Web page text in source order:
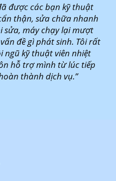
được các bạn kỹ thuật
thận, sửa chữa nhanh
sửa, máy chạy lại mượt
đề gì phát sinh. Tôi rất
ngũ kỹ thuật viên nhiệt
hỗ trợ mình từ lúc tiếp
thành dịch vụ.”